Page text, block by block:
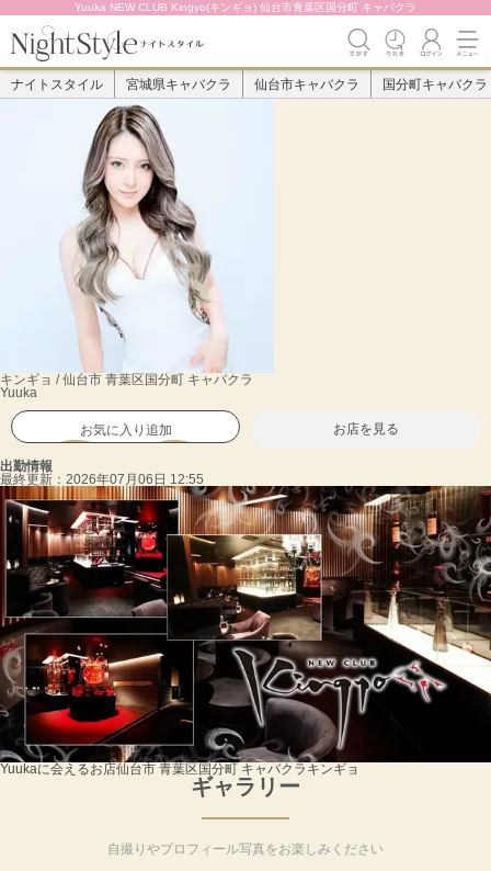
Yuuka NEW CLUB Kingyo(キンギョ) 仙台市青葉区国分町 キャバクラ
ナイトスタイル 宮城県キャバクラ 仙台市キャバクラ 国分町キャバクラ
キンギョ / 仙台市 青葉区国分町 キャバクラ
Yuuka
お気に入り追加 お店を見る
出勤情報
最終更新： 2026年07月06日 12:55
Yuukaに会えるお店仙台市 青葉区国分町 キャバクラ キンギョ
ギャラリー
自撮りやプロフィール写真をお楽しみください